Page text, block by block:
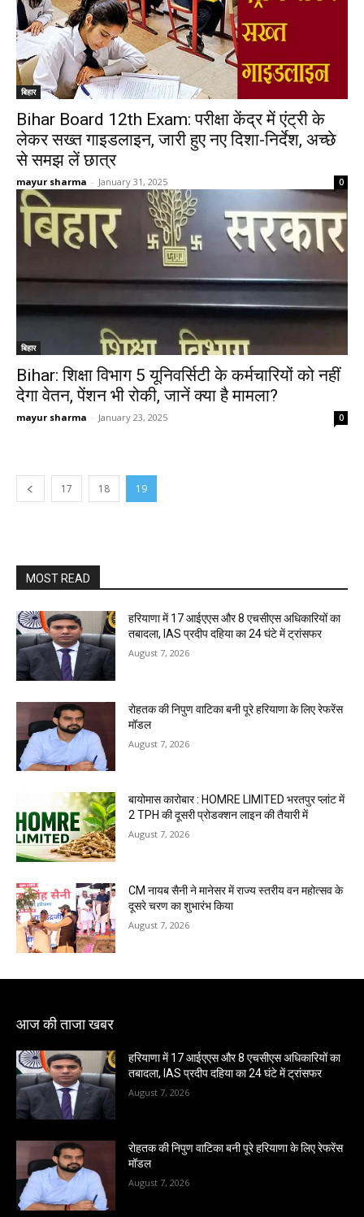
बिहार
Bihar Board 12th Exam: परीक्षा केंद्र में एंट्री के
लेकर सख्त गाइडलाइन, जारी हुए नए दिशा-निर्देश, अच्छे
से समझ लें छात्र
mayur sharma - January 31, 2025 0
बिहार
Bihar: शिक्षा विभाग 5 यूनिवर्सिटी के कर्मचारियों को नहीं
देगा वेतन, पेंशन भी रोकी, जानें क्या है मामला?
mayur sharma - January 23, 2025 0
17 18 19
MOST READ
हरियाणा में 17 आईएएस और 8 एचसीएस अधिकारियों का
तबादला, IAS प्रदीप दहिया का 24 घंटे में ट्रांसफर
August 7, 2026
रोहतक की निपुण वाटिका बनी पूरे हरियाणा के लिए रेफरेंस
मॉडल
August 7, 2026
बायोमास कारोबार : HOMRE LIMITED भरतपुर प्लांट में
2 TPH की दूसरी प्रोडक्शन लाइन की तैयारी में
August 7, 2026
CM नायब सैनी ने मानेसर में राज्य स्तरीय वन महोत्सव के
दूसरे चरण का शुभारंभ किया
August 7, 2026
आज की ताजा खबर
हरियाणा में 17 आईएएस और 8 एचसीएस अधिकारियों का
तबादला, IAS प्रदीप दहिया का 24 घंटे में ट्रांसफर
August 7, 2026
रोहतक की निपुण वाटिका बनी पूरे हरियाणा के लिए रेफरेंस
मॉडल
August 7, 2026